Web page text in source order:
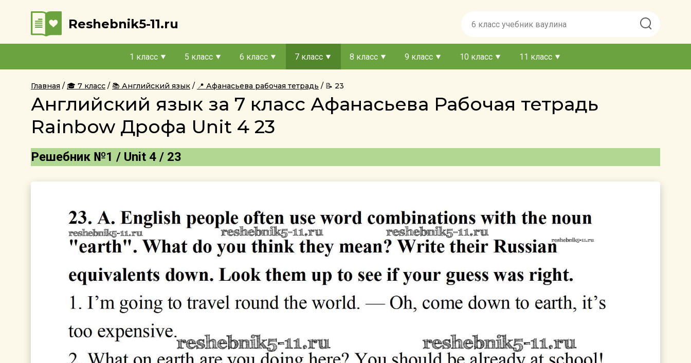
Reshebnik5-11.ru
1 класс 5 класс 6 класс 7 класс 8 класс 9 класс 10 класс 11 класс
Главная 🎓 7 класс 📚 Английский язык 📍 Афанасьева рабочая тетрадь 📝 23
Английский язык за 7 класс Афанасьева Рабочая тетрадь
Rainbow Дрофа Unit 4 23
Решебник №1 / Unit 4 / 23